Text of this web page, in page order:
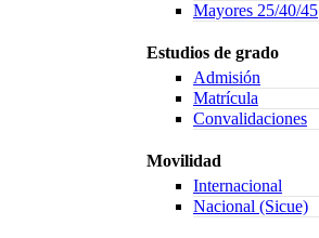
Mayores 25/40/45
Estudios de grado
Admisión
Matrícula
Convalidaciones
Movilidad
Internacional
Nacional (Sicue)